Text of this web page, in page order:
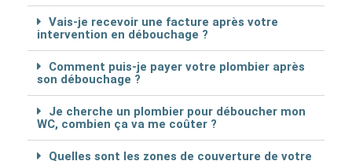
Vais-je recevoir une facture après votre
intervention en débouchage ?
Comment puis-je payer votre plombier après
son débouchage ?
Je cherche un plombier pour déboucher mon
WC, combien ça va me coûter ?
Quelles sont les zones de couverture de votre